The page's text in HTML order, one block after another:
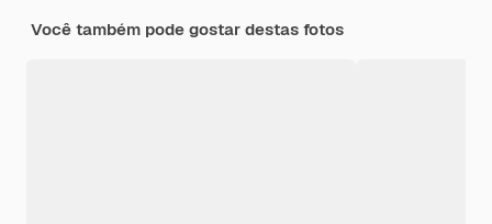
Você também pode gostar destas fotos